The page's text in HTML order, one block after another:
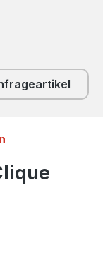
Produkte auf